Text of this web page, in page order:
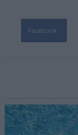
Facebook